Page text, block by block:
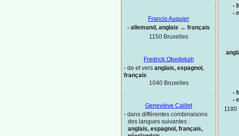
-
-
-
-
1180
Francis Auquier
- allemand, anglais → français
1150 Bruxelles
Fredrick Obedekah
- de et vers anglais, espagnol,
français
1040 Bruxelles
Geneviève Caillet
- dans différentes combinaisons
des langues suivantes :
anglais, espagnol, français,